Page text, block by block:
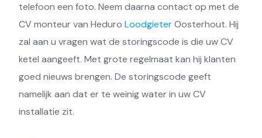
telefoon een foto. Neem daarna contact op met de
CV monteur van Heduro LoodgieterOosterhout. Hij
zal aan u vragen wat de storingscode is die uw CV
ketel aangeeft. Met grote regelmaat kan hij klanten
goed nieuws brengen. De storingscode geeft
namelijk aan dat er te weinig water in uw CV
installatie zit.